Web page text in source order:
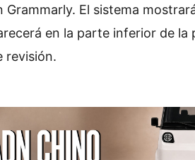
Grammarly. El sistema
en la parte inferior de la
revisión.